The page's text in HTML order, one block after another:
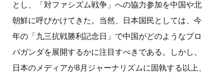
とし、「対ファシズム戦争」への協力参加を中国や北
朝鮮に呼びかけてきた。当然、日本国民としては、今
年の「九三抗戦勝利記念日」で中国がどのようなプロ
パガンダを展開するかに注目すべきである。しかし、
日本のメディアが8月ジャーナリズムに固執する以上、